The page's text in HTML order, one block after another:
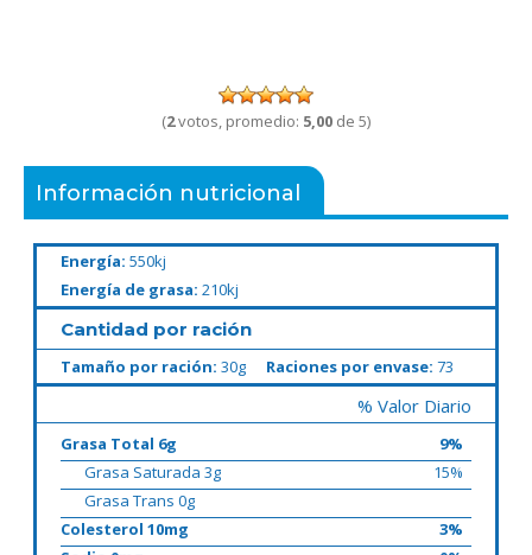
(2votos, promedio: 5,00 de 5)
Información nutricional
Energía: 550kj
Energía de grasa: 210kj
Cantidad por ración
Tamaño por ración: 30g Raciones por envase: 73
% Valor Diario
Grasa Total 6g
9%
Grasa Saturada 3g
15%
Grasa Trans 0g
Colesterol 10mg
3%